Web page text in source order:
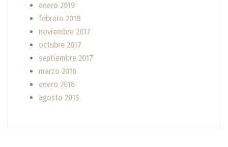
enero 2019
febrero 2018
noviembre 2017
octubre 2017
septiembre 2017
marzo 2016
enero 2016
agosto 2015